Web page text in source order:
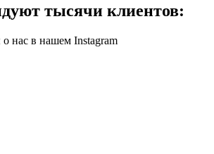
тысячи клиентов:
нас в нашем Instagram